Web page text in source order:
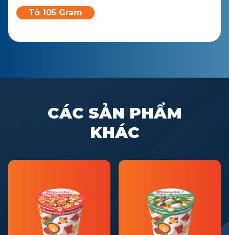
Tô 105 Gram
CÁC SẢN PHẨM
KHÁC